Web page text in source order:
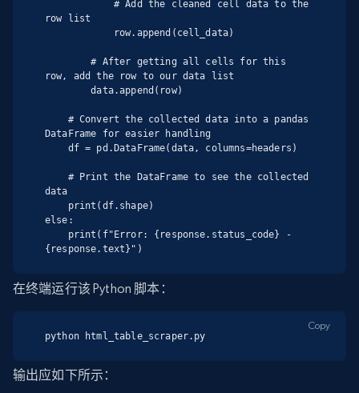
row list
        # After getting all cells for this
row, add the row to our data list
        data.append(row)
DataFrame for easier handling
data
else:
{response.text}")
在终端运行该 Python 脚本：
python html_table_scraper.py
Copy
输出应如下所示：